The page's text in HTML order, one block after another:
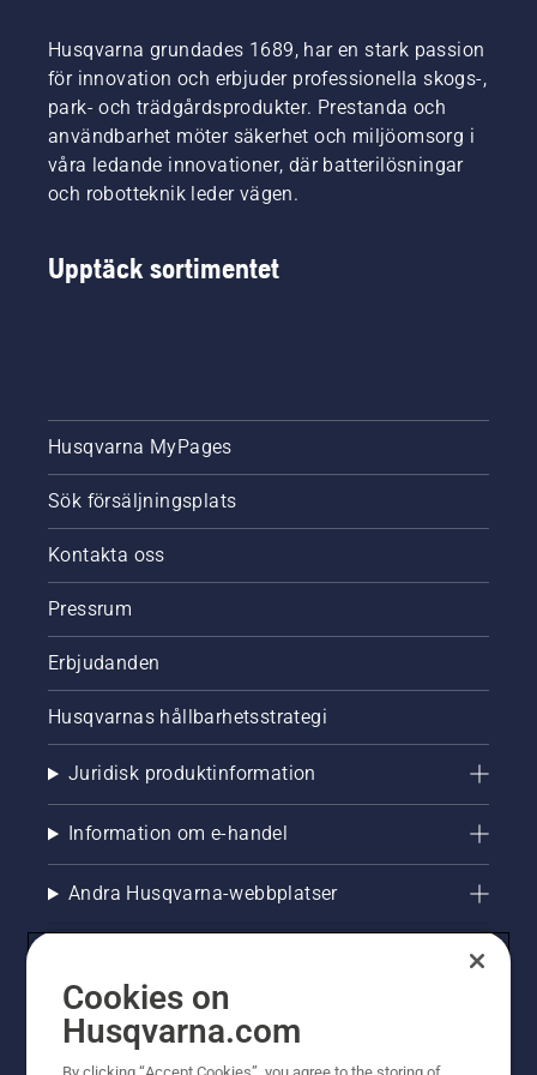
locket
med
handen
eller
använd
en
skruvmejsel
behov.
Husqvarna grundades 1689, har en stark passion
för innovation och erbjuder professionella skogs-,
park- och trädgårdsprodukter. Prestanda och
användbarhet möter säkerhet och miljöomsorg i
våra ledande innovationer, där batterilösningar
och robotteknik leder vägen.
Upptäck sortimentet
Husqvarna MyPages
Sök försäljningsplats
Kontakta oss
Pressrum
Erbjudanden
Husqvarnas hållbarhetsstrategi
Juridisk produktinformation
Information om e-handel
Andra Husqvarna-webbplatser
Cookies on
Husqvarna.com